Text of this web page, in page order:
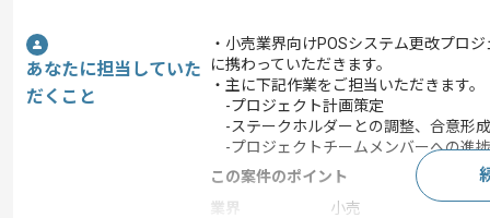
あなたに担当していた
だくこと
・小売業界向けPOSシステム更改プロ
に携わっていただきます。
・主に下記作業をご担当いただきます。
-プロジェクト計画策定
-ステークホルダーとの調整、合意形
-プロジェクトチームメンバーへの進
この案件のポイント
業界
小売